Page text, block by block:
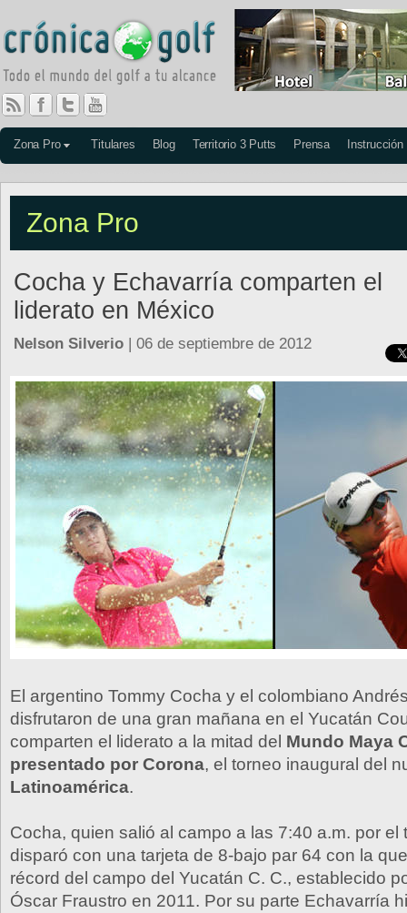
Zona Pro Titulares Blog Territorio 3 Putts Prensa Instrucción
Zona Pro
Cocha y Echavarría comparten el
liderato en México
Nelson Silverio | 06 de septiembre de 2012
El argentino Tommy Cocha y el colombiano
disfrutaron de una gran mañana en el Yucatán
comparten el liderato a la mitad del Mundo Maya
presentado por Corona, el torneo inaugural del
Latinoamérica.
Cocha, quien salió al campo a las 7:40 a.m. por el
disparó con una tarjeta de 8-bajo par 64 con la
récord del campo del Yucatán C. C., establecido
Óscar Fraustro en 2011. Por su parte Echavarría